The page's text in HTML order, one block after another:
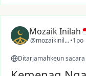
Mozaik Inilah
@mozaikinilah•1po
Ditarjamahkeun